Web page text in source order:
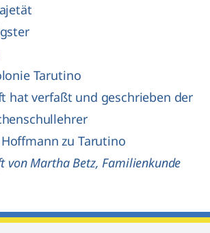
Tarutino
hat verfaßt und geschrieben der
zu Tarutino
von Martha Betz, Familienkunde